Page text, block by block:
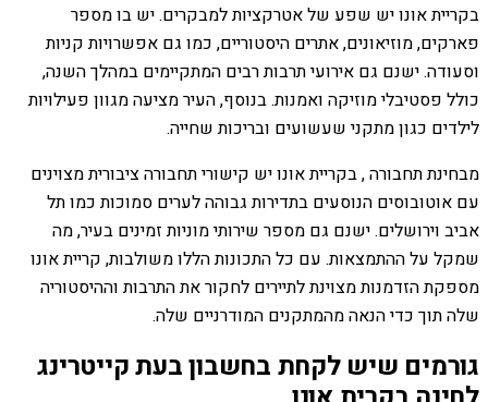
בקריית אונו יש שפע של אטרקציות למבקרים. יש בו מספר
פארקים, מוזיאונים, אתרים היסטוריים, כמו גם אפשרויות קניות
וסעודה. ישנם גם אירועי תרבות רבים המתקיימים במהלך השנה,
כולל פסטיבלי מוזיקה ואמנות. בנוסף, העיר מציעה מגוון פעילויות
לילדים כגון מתקני שעשועים ובריכות שחייה.
מבחינת תחבורה , בקריית אונו יש קישורי תחבורה ציבורית מצוינים
עם אוטובוסים הנוסעים בתדירות גבוהה לערים סמוכות כמו תל
אביב וירושלים. ישנם גם מספר שירותי מוניות זמינים בעיר, מה
שמקל על ההתמצאות. עם כל התכונות הללו משולבות, קריית אונו
מספקת הזדמנות מצוינת לתיירים לחקור את התרבות וההיסטוריה
שלה תוך כדי הנאה מהמתקנים המודרניים שלה.
גורמים שיש לקחת בחשבון בעת קייטרינג